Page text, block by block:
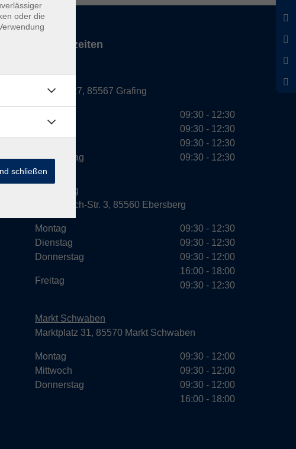
Servicezeiten
Grafing
Griesstr. 27, 85567 Grafing
Donnerstag
09:30 - 12:30
09:30 - 12:30
09:30 - 12:30
09:30 - 12:30
Ebersberg
Dr.-Wintrich-Str. 3, 85560 Ebersberg
Montag
Dienstag
Donnerstag
Freitag
09:30 - 12:30
09:30 - 12:30
09:30 - 12:00
16:00 - 18:00
09:30 - 12:30
Markt Schwaben
Marktplatz 31, 85570 Markt Schwaben
Montag
Mittwoch
Donnerstag
09:30 - 12:00
09:30 - 12:00
09:30 - 12:00
16:00 - 18:00
oder die
schließen